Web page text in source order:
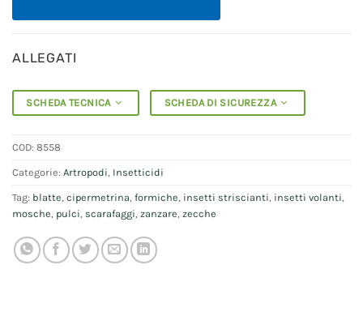
ALLEGATI
SCHEDA TECNICA SCHEDA DI SICUREZZA
COD: 8558
Categorie: Artropodi Insetticidi
Tag: blatte cipermetrina formiche insetti striscianti insetti volanti
mosche pulci scarafaggi zanzare zecche